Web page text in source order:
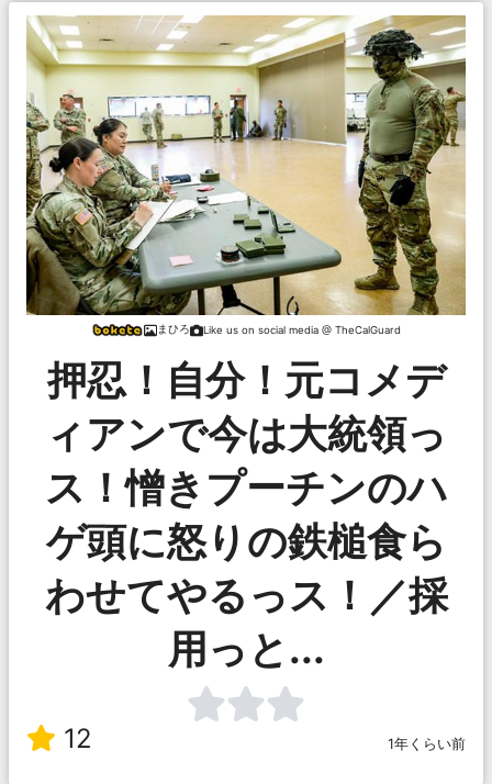
まひろ Like us on social media @ TheCalGuard
押忍！自分！元コメデ
ィアンで今は大統領っ
ス！憎きプーチンのハ
ゲ頭に怒りの鉄槌食ら
わせてやるっス！／採
用っと...
12 1年くらい前